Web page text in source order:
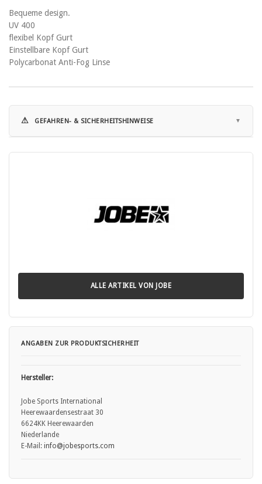
Bequeme design.
UV 400
flexibel Kopf Gurt
Einstellbare Kopf Gurt
Polycarbonat Anti-Fog Linse
⚠ GEFAHREN- & SICHERHEITSHINWEISE
Hinweise zur Nutzung:
• Unsachgemäße Montage oder Verwendung kann die
Schutzwirkung des Helms beeinträchtigen.
und rechtzeitig austauschen.
• Nicht für Kinder unter 3 Jahren geeignet, sofern Kleinteile enthalten
ALLE ARTIKEL VON JOBE
ANGABEN ZUR PRODUKTSICHERHEIT
Hersteller:
Jobe Sports International
Heerewaardensestraat 30
6624KK Heerewaarden
Niederlande
E-Mail: info@jobesports.com